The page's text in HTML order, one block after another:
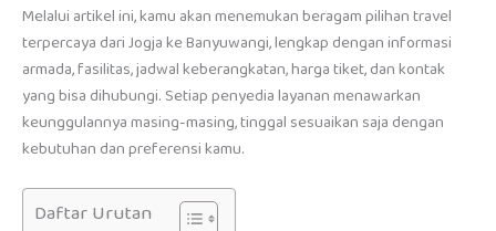
Melalui artikel ini, kamu akan menemukan beragam pilihan travel
terpercaya dari Jogja ke Banyuwangi, lengkap dengan informasi
armada, fasilitas, jadwal keberangkatan, harga tiket, dan kontak
yang bisa dihubungi. Setiap penyedia layanan menawarkan
keunggulannya masing-masing, tinggal sesuaikan saja dengan
kebutuhan dan preferensi kamu.
Daftar Urutan